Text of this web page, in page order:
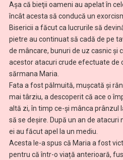
Așa că bieţii oameni au apelat în
încât acesta să conducă un
Bisericii a făcut ca lucrurile să
pietre au continuat să cadă de pe
de mâncare, bunuri de uz casnic și
acestor atacuri crude efectuate de
sărmana Maria.
Fata a fost pălmuită, mușcată și
mai târziu, a descoperit că ace o
altă zi, în timp ce-şi mânca prânzul
să se deşire. După un an de
ei au făcut apel la un mediu.
Acesta le-a spus că Maria a fost
pentru că într-o viață anterioară,